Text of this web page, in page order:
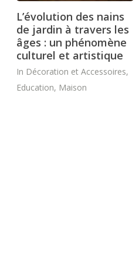
L’évolution des nains
de jardin à travers les
âges : un phénomène
culturel et artistique
In Décoration et Accessoires,
Education, Maison